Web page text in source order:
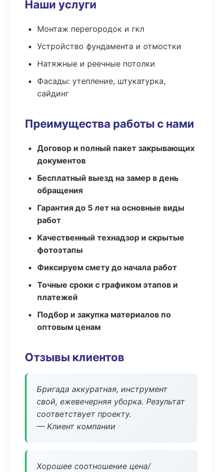
Наши услуги
Монтаж перегородок и гкл
Устройство фундамента и отмостки
Натяжные и реечные потолки
Фасады: утепление, штукатурка,
сайдинг
Преимущества работы с нами
Договор и полный пакет закрывающих
документов
Бесплатный выезд на замер в день
обращения
Гарантия до 5 лет на основные виды
работ
Качественный технадзор и скрытые
фотоэтапы
Фиксируем смету до начала работ
Точные сроки с графиком этапов и
платежей
Подбор и закупка материалов по
оптовым ценам
Отзывы клиентов
Бригада аккуратная, инструмент
свой, ежевечерняя уборка. Результат
соответствует проекту.
— Клиент компании
Хорошее соотношение цена/